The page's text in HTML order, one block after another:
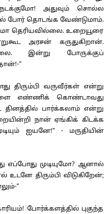
அதுவும் சொல்ல
போர் தொடங்க வேண்டுமாம்.
தெரியவில்லை. உறையூரை
அரசன் கருதுகிறான்.
இன்று போருக்குப்
”
வருவீர்கள் என்று
எண்ணிக் கொண்டாவது
தினத்தில் பார்க்கலாம் என்று
நான் ஏங்கிக் கிடக்க
ஐயனே!” - மருதியின்
முடியுமோ? ஆனால்
உடனே திரும்பி விடுகிறேன்;
”
போர்க்களத்தில் புகுந்த